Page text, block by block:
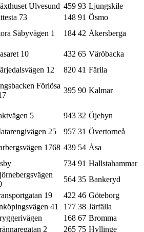
Ulvesund 459 93 Ljungskile
73 148 91 Ösmo
Säbyvägen 1 184 42 Åkersberga
10 432 65 Väröbacka
12 820 41 Färila
Förlösa
395 90 Kalmar
5 943 32 Öjebyn
25 957 31 Övertorneå
1768 439 54 Åsa
734 91 Hallstahammar
564 35 Bankeryd
19 422 46 Göteborg
41 177 38 Järfälla
168 67 Bromma
2 265 75 Hyllinge